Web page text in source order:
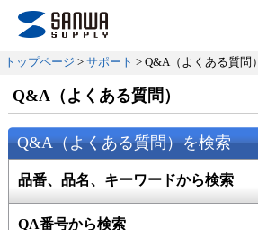
トップページ > サポート > Q&A（よくある質問）
Q&A（よくある質問）
Q&A（よくある質問）を検索
品番、品名、キーワードから検索
QA番号から検索